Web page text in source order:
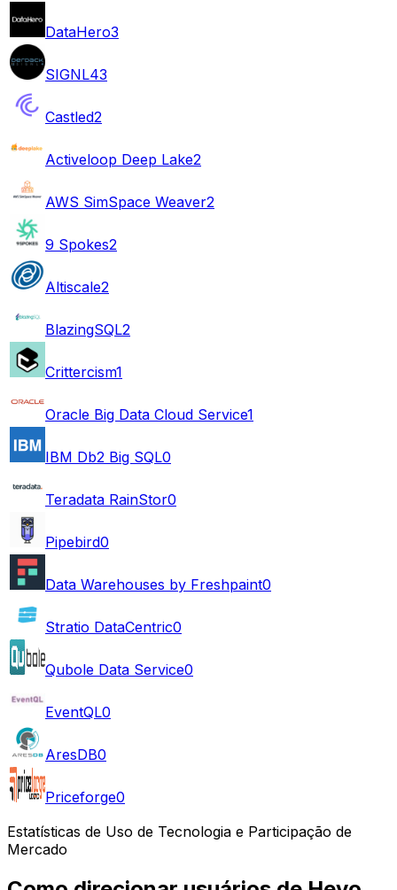
DataHero3
SIGNL43
Castled2
Activeloop Deep Lake2
AWS SimSpace Weaver2
9 Spokes2
Altiscale2
BlazingSQL2
Crittercism1
Oracle Big Data Cloud Service1
IBM Db2 Big SQL0
Teradata RainStor0
Pipebird0
Data Warehouses by Freshpaint0
Stratio DataCentric0
Qubole Data Service0
EventQL0
AresDB0
Priceforge0
Estatísticas de Uso de Tecnologia e Participação de
Mercado